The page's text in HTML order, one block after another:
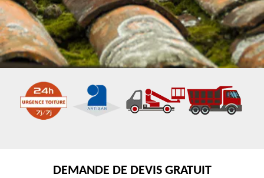
DEMANDE DE DEVIS GRATUIT